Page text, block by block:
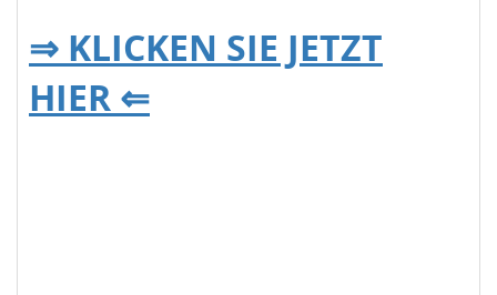
⇒ KLICKEN SIE JETZT
HIER ⇐